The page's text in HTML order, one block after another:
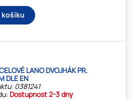
košíku
LANO DVOJHÁK PR.
DLE EN
0381241
Dostupnost 2-3 dny